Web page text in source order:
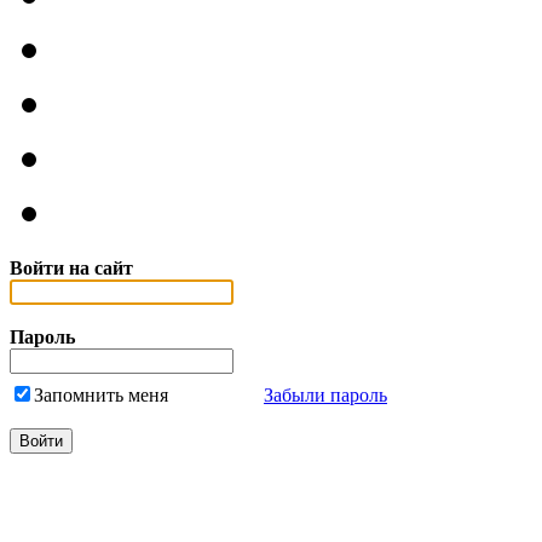
Войти на сайт
Пароль
Запомнить меня Забыли пароль